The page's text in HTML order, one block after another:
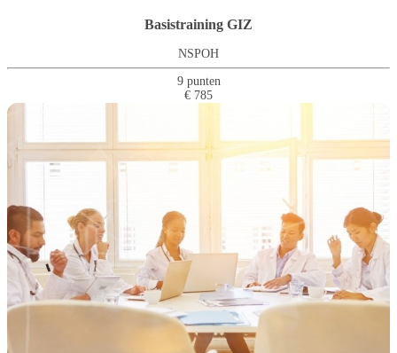
Basistraining GIZ
NSPOH
9 punten
€ 785